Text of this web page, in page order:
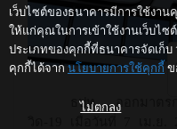
ธปท. ออกมาตรก
เว็บไซต์ของธนาคารมีการใช้งา
ให้แก่คุณในการเข้าใช้งานเว็บไซ
ประเภทของคุกกี้ที่ธนาคารจัดเก็บ
คุกกี้ได้จากนโยบายการใช้คุกกี้ ข
ไม่ตกลง